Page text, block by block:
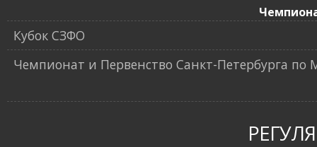
Кубок СЗФО
Чемпионат и Первенство Санкт-Петербурга